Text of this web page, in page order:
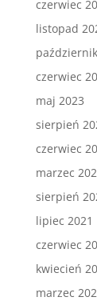
czerwiec
listopad
czerwiec
maj 2023
sierpień
czerwiec
marzec
sierpień
lipiec 2021
czerwiec
kwiecień
marzec